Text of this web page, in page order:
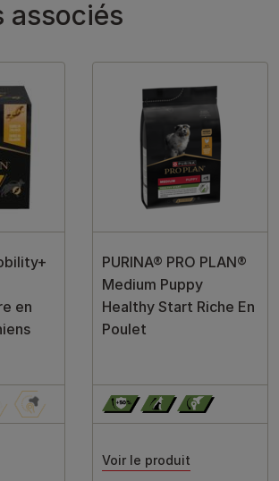
associés
en
PURINA® PRO PLAN®
Medium Puppy
Healthy Start Riche En
Poulet
Voir le produit